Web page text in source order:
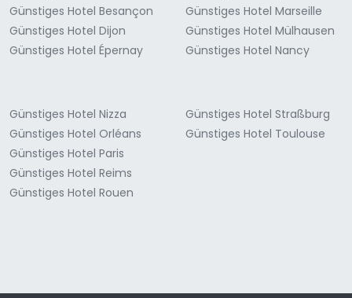
Günstiges Hotel Besançon
Günstiges Hotel Dijon
Günstiges Hotel Épernay
Günstiges Hotel Marseille
Günstiges Hotel Mülhausen
Günstiges Hotel Nancy
Günstiges Hotel Nizza
Günstiges Hotel Orléans
Günstiges Hotel Paris
Günstiges Hotel Reims
Günstiges Hotel Rouen
Günstiges Hotel Straßburg
Günstiges Hotel Toulouse